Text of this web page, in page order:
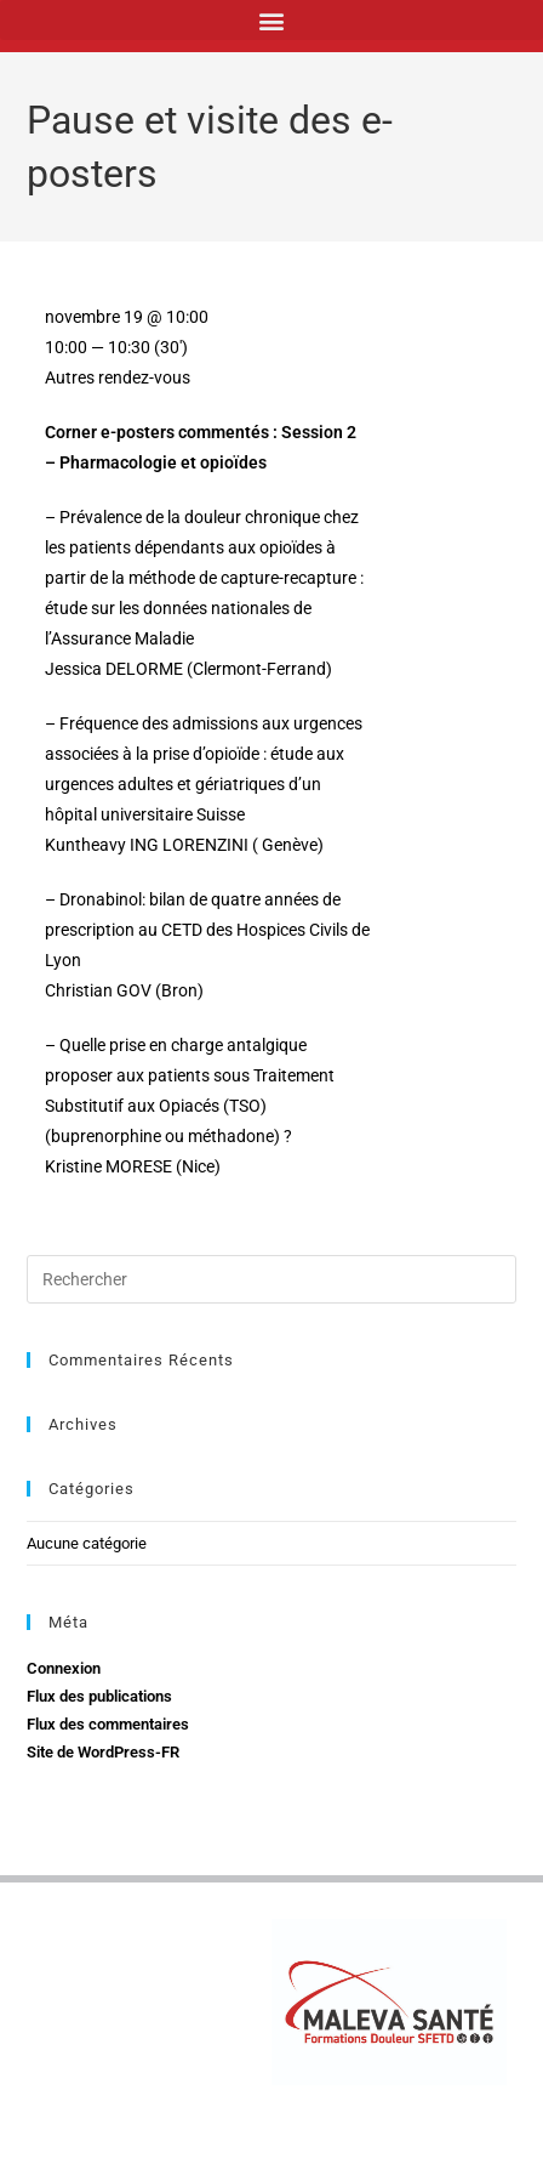
Pause et visite des e-
posters
Corner e-posters commentés : Session 2
– Pharmacologie et opioïdes
– Prévalence de la douleur chronique chez
les patients dépendants aux opioïdes à
partir de la méthode de capture-recapture :
étude sur les données nationales de
l’Assurance Maladie
Jessica DELORME (Clermont-Ferrand)
– Fréquence des admissions aux urgences
associées à la prise d’opioïde : étude aux
urgences adultes et gériatriques d’un
hôpital universitaire Suisse
Kuntheavy ING LORENZINI ( Genève)
– Dronabinol: bilan de quatre années de
prescription au CETD des Hospices Civils de
Lyon
Christian GOV (Bron)
– Quelle prise en charge antalgique
proposer aux patients sous Traitement
Substitutif aux Opiacés (TSO)
(buprenorphine ou méthadone) ?
Kristine MORESE (Nice)
novembre 19 @ 10:00
10:00 — 10:30 (30′)
Autres rendez-vous
Commentaires Récents
Archives
Catégories
Aucune catégorie
Méta
Connexion
Flux des publications
Flux des commentaires
Site de WordPress-FR